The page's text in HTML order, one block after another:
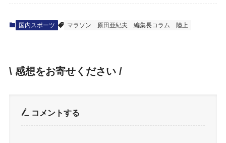
国内スポーツ マラソン 原田亜紀夫 編集長コラム 陸上
\ 感想をお寄せください /
コメントする